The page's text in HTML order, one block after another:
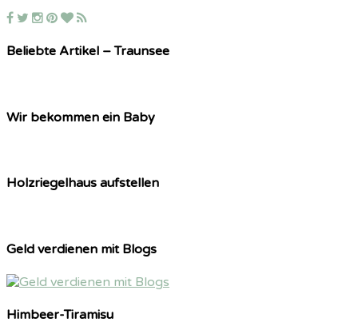
Beliebte Artikel – Traunsee
Wir bekommen ein Baby
Holzriegelhaus aufstellen
Geld verdienen mit Blogs
Himbeer-Tiramisu